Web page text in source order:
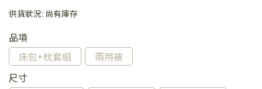
供貨狀況: 尚有庫存
品項
床包+枕套組
兩用被
尺寸